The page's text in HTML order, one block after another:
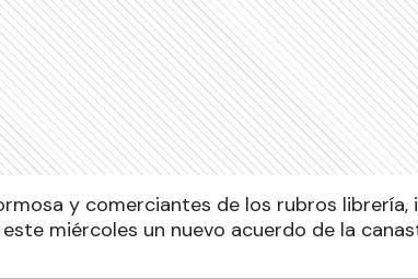
y comerciantes de los rubros
miércoles un nuevo acuerdo de la